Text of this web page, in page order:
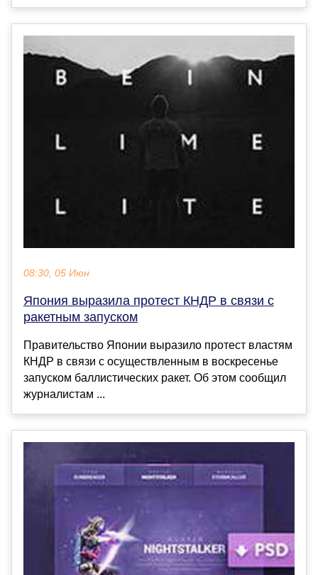
08:30, 05 Июн
Япония выразила протест КНДР в связи с
ракетным запуском
Правительство Японии выразило протест властям
КНДР в связи с осуществленным в воскресенье
запуском баллистических ракет. Об этом сообщил
журналистам ...